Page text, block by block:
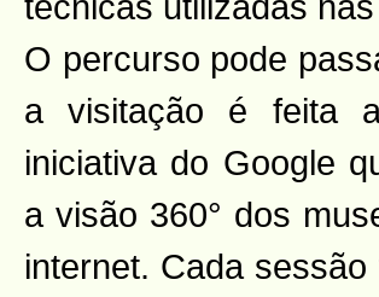
O percurso pode
a visitação é feita
iniciativa do Google
a visão 360° dos
internet. Cada